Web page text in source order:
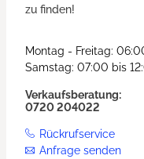
zu finden!
Montag - Freitag:
Samstag: 07:00 bis
Verkaufsberatung:
0720 204022
Rückrufservice
Anfrage senden